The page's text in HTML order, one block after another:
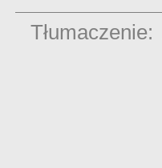
Tłumaczenie: